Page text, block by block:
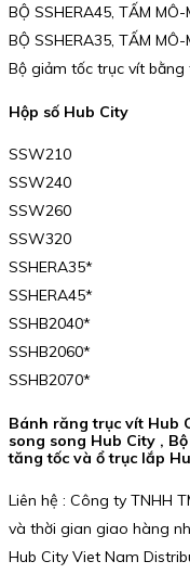
BỘ SSHERA45, TẤM MÔ-
BỘ SSHERA35, TẤM MÔ-
Bộ giảm tốc trục vít
Hộp số Hub City
SSW210
SSW240
SSW260
SSW320
SSHERA35*
SSHERA45*
SSHB2040*
SSHB2060*
SSHB2070*
Bánh răng trục vít Hub
song song Hub City ,
tăng tốc và ổ trục lắp
Liên hệ : Công ty TNHH
và thời gian giao hàng
Hub City Viet Nam